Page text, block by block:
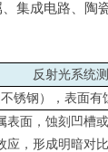
集成电路、陶
反射光系统
锈钢），表面有
表面，蚀刻凹槽
应，形成明暗对比